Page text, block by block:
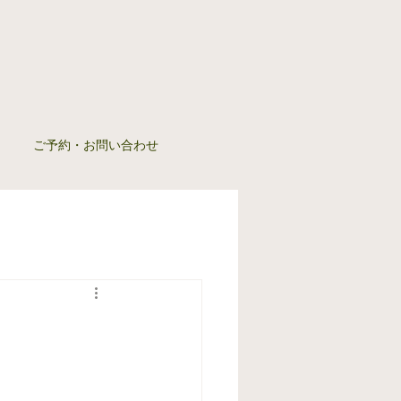
ご予約・お問い合わせ